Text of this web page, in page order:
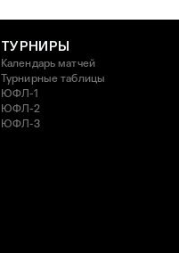
ТУРНИРЫ
Календарь матчей
Турнирные таблицы
ЮФЛ-1
ЮФЛ-2
ЮФЛ-3